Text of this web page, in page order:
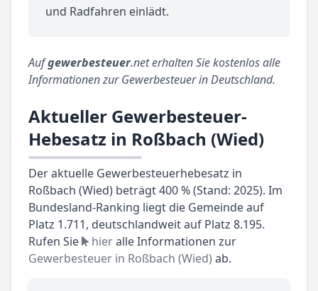
und Radfahren einlädt.
Aufgewerbesteuer.net erhalten Sie kostenlos alle
Informationen zur Gewerbesteuer in Deutschland.
Aktueller Gewerbesteuer-
Hebesatz in Roßbach (Wied)
Der aktuelle Gewerbesteuerhebesatz in
Roßbach (Wied) beträgt 400 % (Stand: 2025). Im
Bundesland-Ranking liegt die Gemeinde auf
Platz 1.711, deutschlandweit auf Platz 8.195.
Rufen Sie
hieralle Informationen zur
Gewerbesteuer in Roßbach (Wied) ab.